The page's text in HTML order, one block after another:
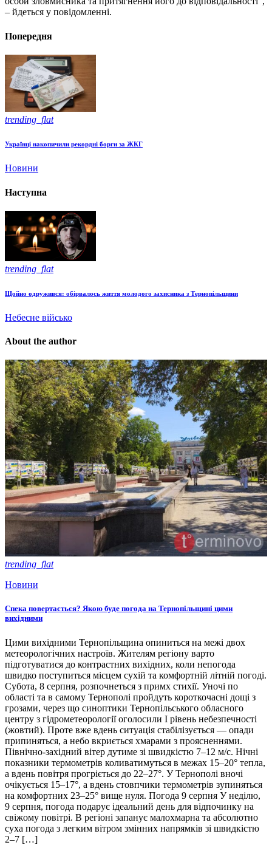
– йдеться у повідомленні.
Попередня
trending_flat
Українці накопичили рекордні борги за ЖКГ
Новини
Наступна
trending_flat
Щойно одружився: обірвалось життя молодого захисника з Тернопільщини
Небесне військо
About the author
trending_flat
Новини
Спека повертається? Якою буде погода на Тернопільщині цими
вихідними
Цими вихідними Тернопільщина опиниться на межі двох
метеорологічних настроїв. Жителям регіону варто
підготуватися до контрастних вихідних, коли непогода
швидко поступиться місцем сухій та комфортній літній погоді.
Субота, 8 серпня, розпочнеться з примх стихії. Уночі по
області та в самому Тернополі пройдуть короткочасні дощі з
грозами, через що синоптики Тернопільського обласного
центру з гідрометеорології оголосили І рівень небезпечності
(жовтий). Проте вже вдень ситуація стабілізується — опади
припиняться, а небо вкриється хмарами з проясненнями.
Північно-західний вітер дутиме зі швидкістю 7–12 м/с. Нічні
показники термометрів коливатимуться в межах 15–20° тепла,
а вдень повітря прогріється до 22–27°. У Тернополі вночі
очікується 15–17°, а вдень стовпчики термометрів зупиняться
на комфортних 23–25° вище нуля. Погода 9 серпня У неділю,
9 серпня, погода подарує ідеальний день для відпочинку на
свіжому повітрі. В регіоні запанує малохмарна та абсолютно
суха погода з легким вітром змінних напрямків зі швидкістю
2–7 […]